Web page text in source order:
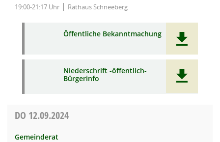
19:00-21:17 Uhr Rathaus Schneeberg
Öffentliche Bekanntmachung
Niederschrift -öffentlich-
Bürgerinfo
DO 12.09.2024
Gemeinderat